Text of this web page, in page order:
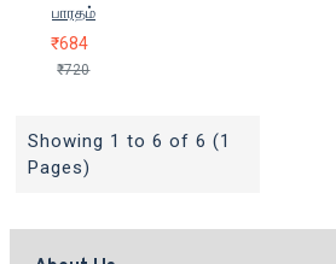
பாரதம்
₹684
₹720
Showing 1 to 6 of 6 (1
Pages)